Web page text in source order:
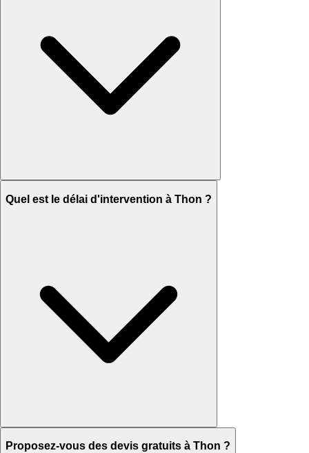
Quel est le délai d'intervention à Thon ?
Proposez-vous des devis gratuits à Thon ?